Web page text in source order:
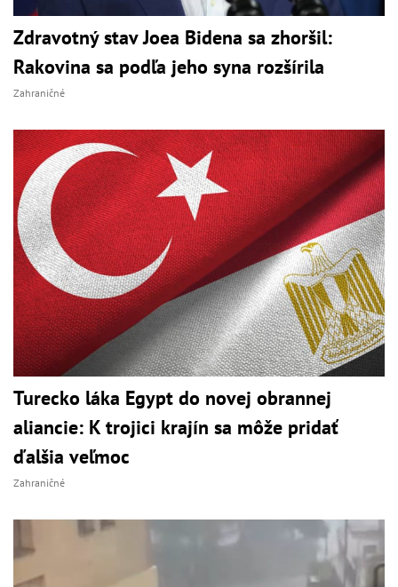
Zdravotný stav Joea Bidena sa zhoršil:
Rakovina sa podľa jeho syna rozšírila
Zahraničné
Turecko láka Egypt do novej obrannej
aliancie: K trojici krajín sa môže pridať
ďalšia veľmoc
Zahraničné